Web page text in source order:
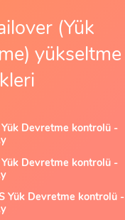
(Yük
yükseltme
Devretme kontrolü -
Devretme kontrolü -
Yük Devretme kontrolü -